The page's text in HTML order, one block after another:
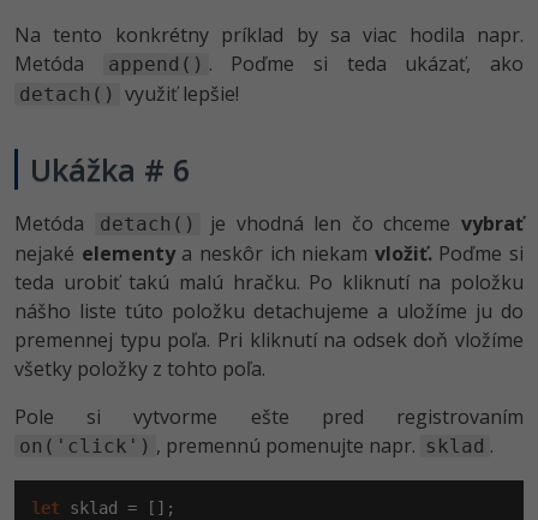
Na tento konkrétny príklad by sa viac hodila napr.
Metóda
append() . Poďme si teda ukázať, ako
detach() využiť lepšie!
Ukážka # 6
Metóda detach() je vhodná len čo chcemevybrať
nejaké elementya neskôr ich niekam vložiť.Poďme si
teda urobiť takú malú hračku. Po kliknutí na položku
nášho liste túto položku detachujeme a uložíme ju do
premennej typu poľa. Pri kliknutí na odsek doň vložíme
všetky položky z tohto poľa.
Pole si vytvorme ešte pred registrovaním
on('click') , premennú pomenujte napr. sklad .
let sklad = [];